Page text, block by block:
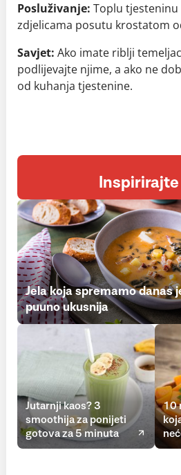
Posluživanje: Toplu
zdjelicama posutu krostatom
Savjet: Ako imate riblji
podlijevajte njime, a ako ne
od kuhanja tjestenine.
Inspirirajte
Jela koja spremamo danas
puuno ukusnija
Jutarnji kaos? 3
smoothija za ponijeti
gotova za 5 minuta
10